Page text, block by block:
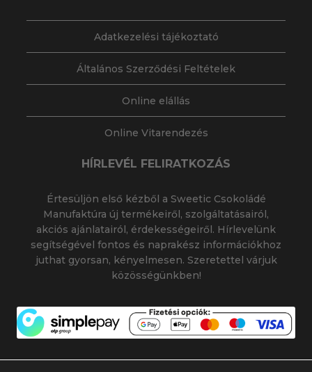
Adatkezelési tájékoztató
Általános Szerződési Feltételek
Online elállás
Online Vitarendezés
HÍRLEVÉL FELIRATKOZÁS
Értesüljön első kézből a Sweetic Csokoládé
Manufaktúra új termékeiről, szolgáltatásairól,
akciós ajánlatairól, érdekességeiről. Hírlevelünk
segítségével fontos és naprakész információkhoz
juthat gyorsan, kényelmesen. Szeretettel várjuk
közösségünkben!